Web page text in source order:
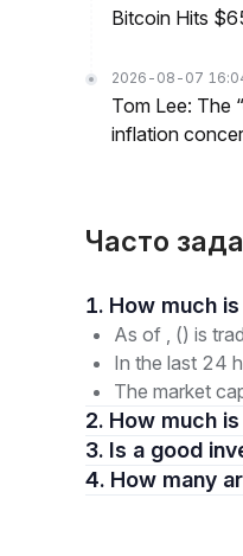
Bitcoin Hits
2026-08-07
Tom Lee: The
inflation
Часто
As of , () is
In the last 24
The market
2. How much
3. Is a good
4.